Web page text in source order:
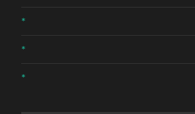
*
*
*